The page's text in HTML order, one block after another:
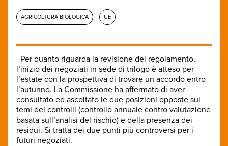
AGRICOLTURA BIOLOGICA UE
Per quanto riguarda la revisione del regolamento,
l’inizio dei negoziati in sede di trilogo è atteso per
l’estate con la prospettiva di trovare un accordo entro
l’autunno. La Commissione ha affermato di aver
consultato ed ascoltato le due posizioni opposte sui
temi dei controlli (controllo annuale contro valutazione
basata sull’analisi del rischio) e della presenza dei
residui. Si tratta dei due punti più controversi per i
futuri negoziati.